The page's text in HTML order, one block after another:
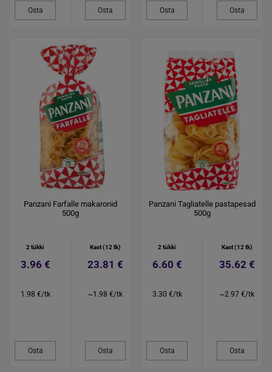
Osta Osta Osta Osta
Panzani Farfalle makaronid
500g
2 tükki
3.96 €
1.98 €/tk
Osta
Kast (12 tk)
23.81 €
~1.98 €/tk
Osta
Panzani Tagliatelle pastapesad
500g
2 tükki
6.60 €
3.30 €/tk
Osta
Kast (12 tk)
35.62 €
~2.97 €/tk
Osta